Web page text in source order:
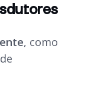
, como